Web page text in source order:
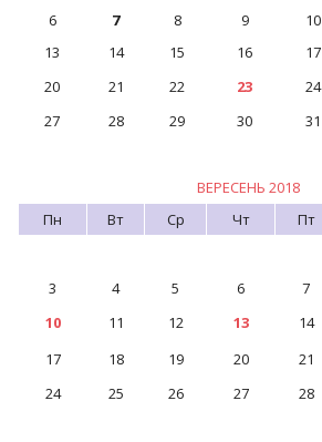
6
7 8 9 10
13
14 15 16 17
20
21 22 23 24
27
28 29 30 31
ВЕРЕСЕНЬ 2018
Пн
Вт Ср Чт Пт
3
4 5 6 7
10
11 12 13 14
17
18 19 20 21
24
25 26 27 28